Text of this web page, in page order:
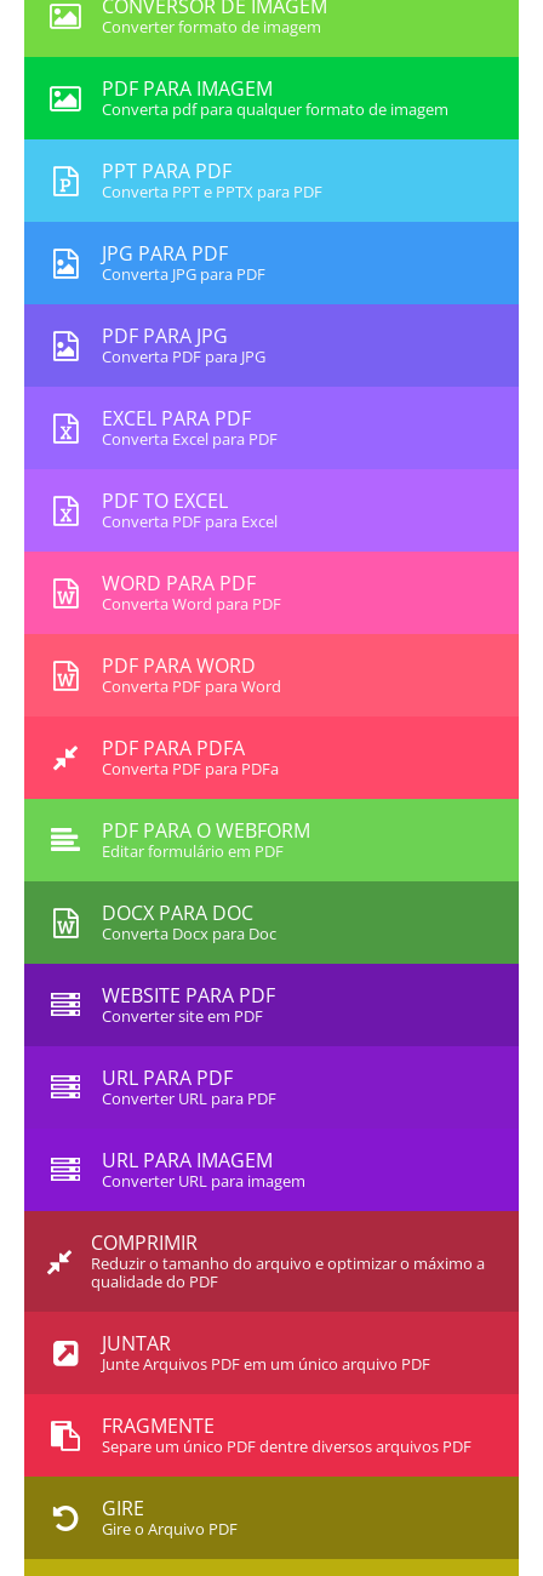
CONVERSOR DE IMAGEM
Converter formato de imagem
PDF PARA IMAGEM
Converta pdf para qualquer formato de imagem
PPT PARA PDF
Converta PPT e PPTX para PDF
JPG PARA PDF
Converta JPG para PDF
PDF PARA JPG
Converta PDF para JPG
EXCEL PARA PDF
Converta Excel para PDF
PDF TO EXCEL
Converta PDF para Excel
WORD PARA PDF
Converta Word para PDF
PDF PARA WORD
Converta PDF para Word
PDF PARA PDFA
Converta PDF para PDFa
PDF PARA O WEBFORM
Editar formulário em PDF
DOCX PARA DOC
Converta Docx para Doc
WEBSITE PARA PDF
Converter site em PDF
URL PARA PDF
Converter URL para PDF
URL PARA IMAGEM
Converter URL para imagem
COMPRIMIR
Reduzir o tamanho do arquivo e optimizar o máximo a
qualidade do PDF
JUNTAR
Junte Arquivos PDF em um único arquivo PDF
FRAGMENTE
Separe um único PDF dentre diversos arquivos PDF
GIRE
Gire o Arquivo PDF